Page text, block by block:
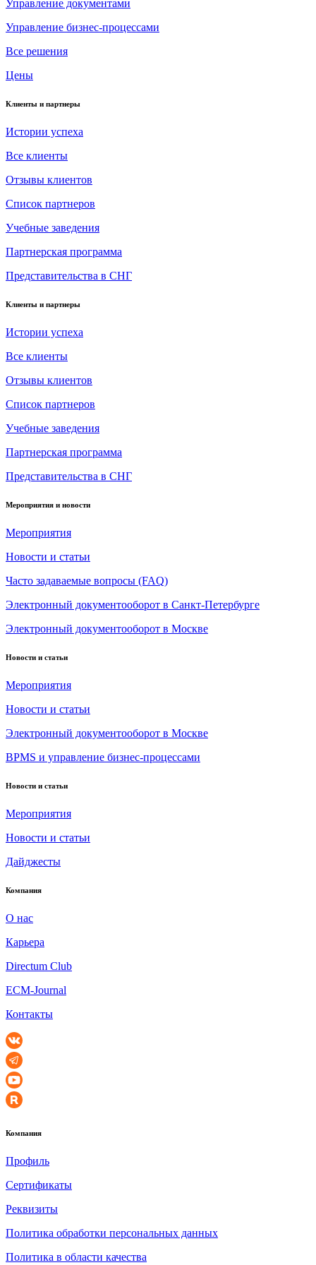
Управление документами
Управление бизнес-процессами
Все решения
Цены
Клиенты и партнеры
Истории успеха
Все клиенты
Отзывы клиентов
Список партнеров
Учебные заведения
Партнерская программа
Представительства в СНГ
Клиенты и партнеры
Истории успеха
Все клиенты
Отзывы клиентов
Список партнеров
Учебные заведения
Партнерская программа
Представительства в СНГ
Мероприятия и новости
Мероприятия
Новости и статьи
Часто задаваемые вопросы (FAQ)
Электронный документооборот в Санкт-Петербурге
Электронный документооборот в Москве
Новости и статьи
Мероприятия
Новости и статьи
Электронный документооборот в Москве
BPMS и управление бизнес-процессами
Новости и статьи
Мероприятия
Новости и статьи
Дайджесты
Компания
О нас
Карьера
Directum Club
ECM-Journal
Контакты
Компания
Профиль
Сертификаты
Реквизиты
Политика обработки персональных данных
Политика в области качества